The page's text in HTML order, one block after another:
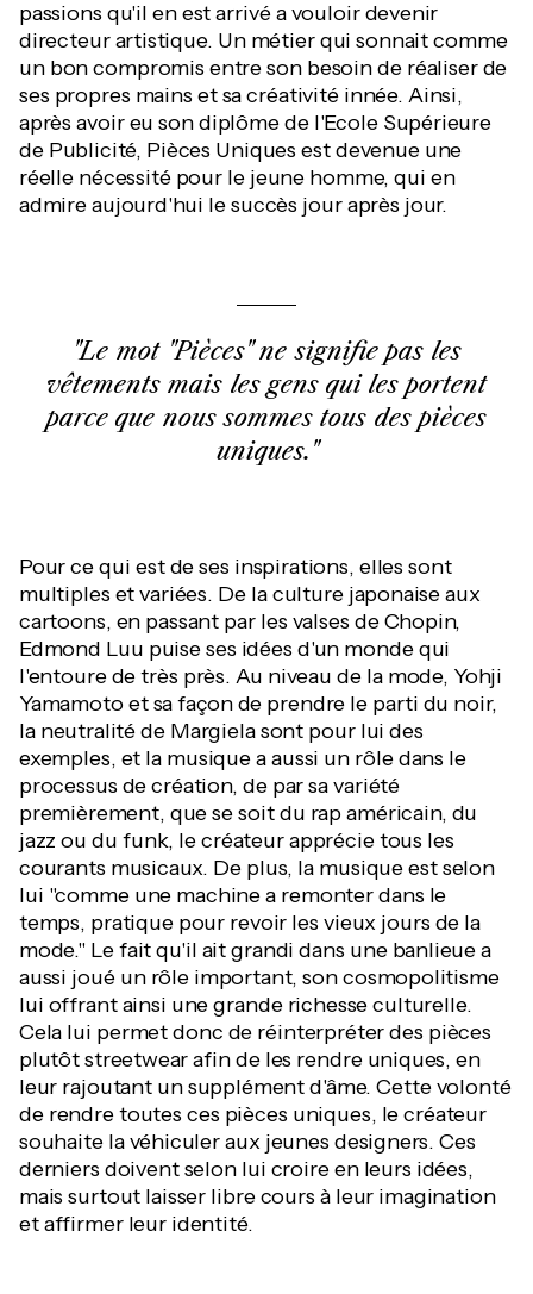
passions qu'il en est arrivé a vouloir devenir
directeur artistique. Un métier qui sonnait comme
un bon compromis entre son besoin de réaliser de
ses propres mains et sa créativité innée. Ainsi,
après avoir eu son diplôme de l'Ecole Supérieure
de Publicité, Pièces Uniques est devenue une
réelle nécessité pour le jeune homme, qui en
admire aujourd'hui le succès jour après jour.
"Le mot "Pièces" ne signifie pas les
vêtements mais les gens qui les portent
parce que nous sommes tous des pièces
uniques."
Pour ce qui est de ses inspirations, elles sont
multiples et variées. De la culture japonaise aux
cartoons, en passant par les valses de Chopin,
Edmond Luu puise ses idées d'un monde qui
l'entoure de très près. Au niveau de la mode, Yohji
Yamamoto et sa façon de prendre le parti du noir,
la neutralité de Margiela sont pour lui des
exemples, et la musique a aussi un rôle dans le
processus de création, de par sa variété
premièrement, que se soit du rap américain, du
jazz ou du funk, le créateur apprécie tous les
courants musicaux. De plus, la musique est selon
lui "comme une machine a remonter dans le
temps, pratique pour revoir les vieux jours de la
mode." Le fait qu'il ait grandi dans une banlieue a
aussi joué un rôle important, son cosmopolitisme
lui offrant ainsi une grande richesse culturelle.
Cela lui permet donc de réinterpréter des pièces
plutôt streetwear afin de les rendre uniques, en
leur rajoutant un supplément d'âme. Cette volonté
de rendre toutes ces pièces uniques, le créateur
souhaite la véhiculer aux jeunes designers. Ces
derniers doivent selon lui croire en leurs idées,
mais surtout laisser libre cours à leur imagination
et affirmer leur identité.